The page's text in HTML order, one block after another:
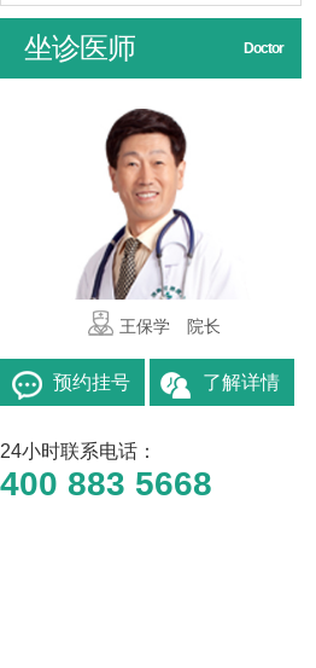
坐诊医师 Doctor
赵秀英 主任
预约挂号 了解详情
24小时联系电话：
400 883 5668